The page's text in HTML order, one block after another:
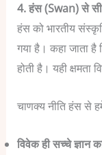
4. हंस (Swan) से
हंस को भारतीय
गया है। कहा जाता
होती है। यही
चाणक्य नीति हंस से
विवेक ही सच्चे ज्ञान